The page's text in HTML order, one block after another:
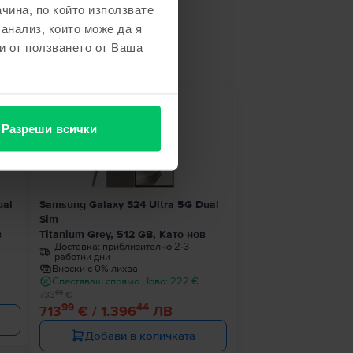
по който използвате
които може да я
от ползването от Ваша
Разреши всички
- 20 €
Samsung Galaxy S24 Ultra 5G Dual
Sim
Titanium Grey, 512 GB, Като нов
Доставка: приблизително 2-3
работни дни
Вноски с 0% лихва
Спестяваш спрямо Ново: 222 €
71399 € / 1.39644 ЛВ
73399€
Добави в количката